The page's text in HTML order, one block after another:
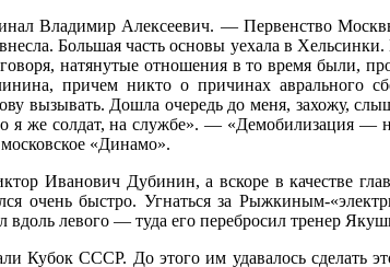
Владимир Алексеевич. — Первенство
Большая часть основы уехала в
натянутые отношения в то время были,
причем никто о причинах аврального
вызывать. Дошла очередь до меня, захожу,
же солдат, на службе». — «Демобилизация —
«Динамо».
Иванович Дубинин, а вскоре в качестве
очень быстро. Угнаться за Рыжкиным-
левого — туда его перебросил тренер
Кубок СССР. До этого им удавалось